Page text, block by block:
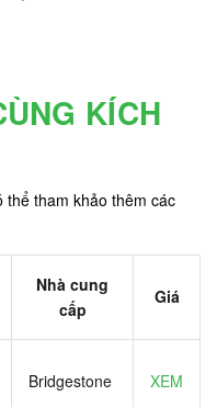
KÍCH
tham khảo thêm các
Nhà cung
cấp
Giá
Bridgestone XEM